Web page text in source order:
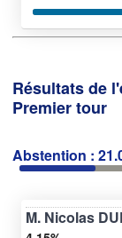
Résultats de
Premier tour
Abstention :
M. Nicolas